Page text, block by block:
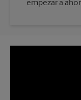
empezar a